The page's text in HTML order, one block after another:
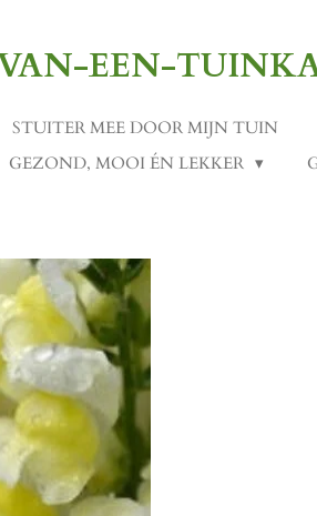
EEN-
STUITER MEE DOOR MIJN TUIN
GEZOND, MOOI ÉN LEKKER